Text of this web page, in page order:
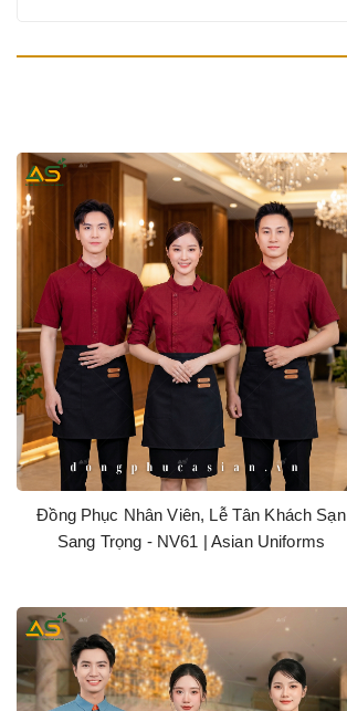
Đồng Phục Nhân Viên, Lễ Tân Khách Sạn
Sang Trọng - NV61 | Asian Uniforms